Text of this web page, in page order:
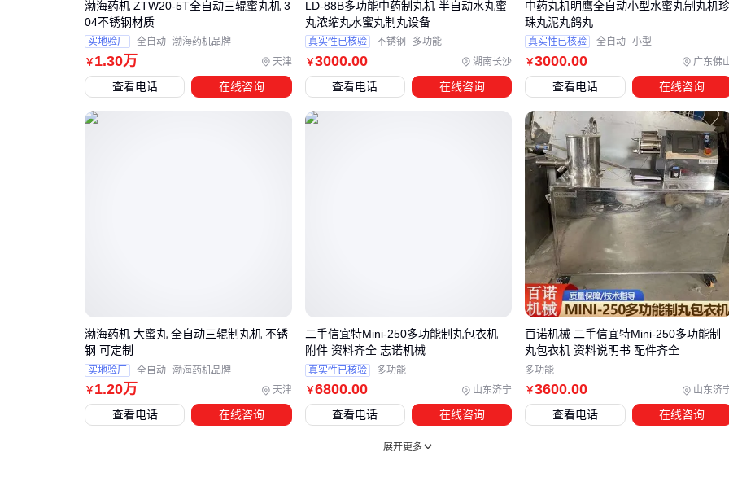
品丸可省去此步骤
计量包装：不规则丸剂需药丸分装机 预先筛分，再进入
物料特性与模具寿命强相关：
（如黑芝麻丸）会加速碳钢模具锈蚀，必须选用
（如灵芝粉）建议模具硬度≥HRC55，避免刃口
需每周拆卸清洗，否则残留脂肪会硬化堵塞模孔
：模具成本约占整机15%，选配时优先考虑可互换
从实验室研发到工业化量产，制丸机的选型本质是精度、效率
与扩展性
与胶囊填充机
替代方案，但丸形特有的缓释特性仍不可替代。建议先明确日
均产量和物料特性，再反向推导设备配置——毕竟，省下的维
护成本可能比初始差价更可观。
￥1.30万 天津
渤海药机 ZTW20-5T全自动三辊蜜丸机 3
04不锈钢材质
实地验厂 全自动 渤海药机品牌
查看电话 在线咨询
￥3000.00 湖南长沙
LD-88B多功能中药制丸机 半自动水丸蜜
丸浓缩丸水蜜丸制丸设备
真实性已核验 不锈钢 多功能
查看电话 在线咨询
￥3000.00 广东佛
中药丸机明鹰全自动小型水蜜丸制丸机
珠丸泥丸鸽丸
真实性已核验 全自动 小型
查看电话 在线咨询
￥ 1.20万 天津
渤海药机 大蜜丸 全自动三辊制丸机 不锈
钢 可定制
实地验厂 全自动 渤海药机品牌
查看电话 在线咨询
￥6800.00 山东济宁
二手信宜特Mini-250多功能制丸包衣机
附件 资料齐全 志诺机械
真实性已核验 多功能
查看电话 在线咨询
￥3600.00 山东济
百诺机械 二手信宜特Mini-250多功能制
丸包衣机 资料说明书 配件齐全
多功能
查看电话 在线咨询
展开更多